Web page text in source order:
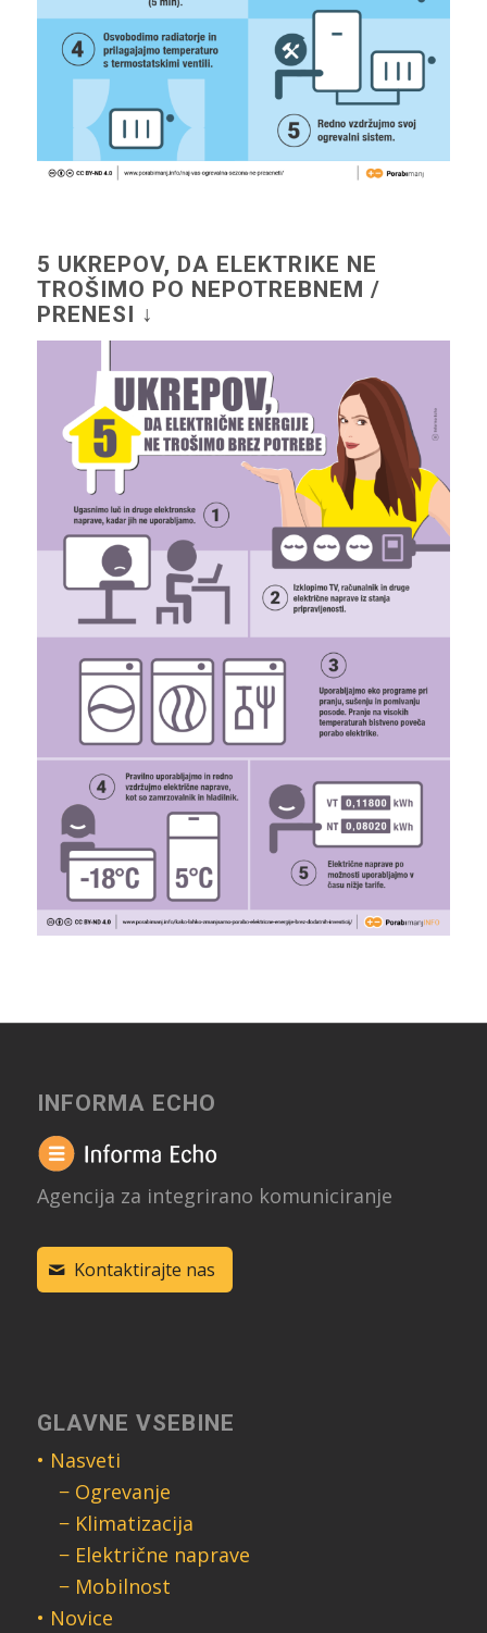
5 UKREPOV, DA ELEKTRIKE NE
TROŠIMO PO NEPOTREBNEM /
PRENESI ↓
INFORMA ECHO
Agencija za integrirano komuniciranje
Kontaktirajte nas
GLAVNE VSEBINE
• Nasveti
− Ogrevanje
− Klimatizacija
− Električne naprave
− Mobilnost
• Novice